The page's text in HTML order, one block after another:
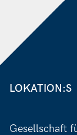
LOKATION:S
Gesellschaft